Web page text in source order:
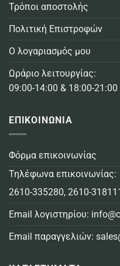
Τρόποι αποστολής
Πολιτική Επιστροφών
Ο λογαριασμός μου
Ωράριο λειτουργίας:
09:00-14:00 & 18:00-21:00
ΕΠΙΚΟΙΝΩΝΙΑ
Φόρμα επικοινωνίας
Τηλέφωνα επικοινωνίας:
2610-335280, 2610-318111
Email λογιστηρίου:
Email παραγγελιών: